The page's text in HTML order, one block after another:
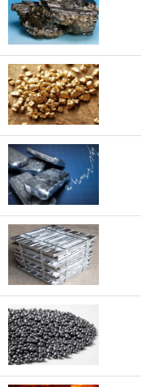
WPP股价料创
谷歌规划的印
在地上方的山
环保人士的反
欧股开盘涨跌
0.08%，法国
意大利富时MIB
LME伦镍日内